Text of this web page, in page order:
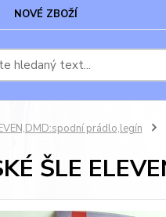
NOVÉ ZBOŽÍ
prádlo,legín
ŠLE